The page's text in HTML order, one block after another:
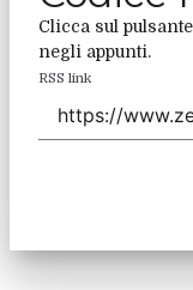
Clicca sul
negli appunti.
RSS link